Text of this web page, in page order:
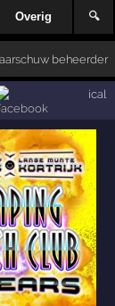
Overig 🔍
ical